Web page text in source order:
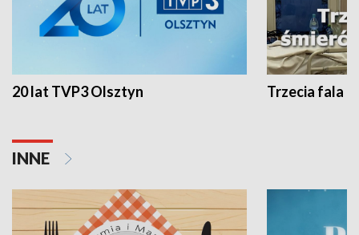
20 lat TVP3 Olsztyn Trzecia fala -
INNE